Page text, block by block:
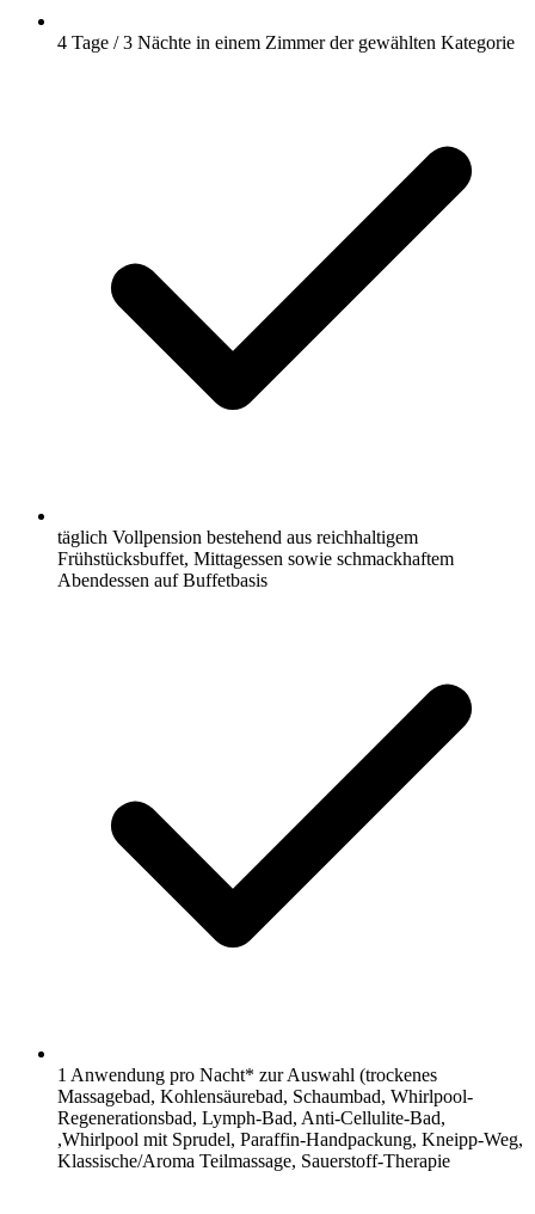
4 Tage / 3 Nächte in einem Zimmer der gewählten Kategorie
täglich Vollpension bestehend aus reichhaltigem
Frühstücksbuffet, Mittagessen sowie schmackhaftem
Abendessen auf Buffetbasis
1 Anwendung pro Nacht* zur Auswahl (trockenes
Massagebad, Kohlensäurebad, Schaumbad, Whirlpool-
Regenerationsbad, Lymph-Bad, Anti-Cellulite-Bad,
,Whirlpool mit Sprudel, Paraffin-Handpackung, Kneipp-Weg,
Klassische/Aroma Teilmassage, Sauerstoff-Therapie